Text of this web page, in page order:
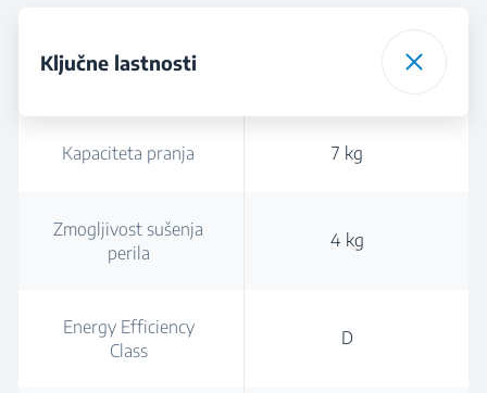
Ključne lastnosti
Kapaciteta pranja 7 kg
Zmogljivost sušenja
perila
4 kg
Energy Efficiency
Class
D